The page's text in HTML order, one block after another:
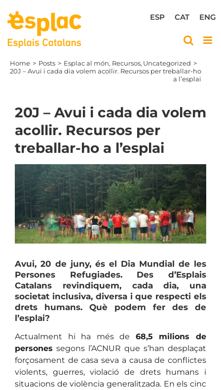
content
ENG
CAT
ESP
Home Posts Esplac al món Recursos Uncategorized
20J – Avui i cada dia volem acollir. Recursos per treballar-ho
a l’esplai
20J – Avui i cada dia volem
acollir. Recursos per
treballar-ho a l’esplai
View
Larger
Image
Avui, 20 de juny, és el Dia Mundial de les
Persones Refugiades. Des d’Esplais
Catalans revindiquem, cada dia, una
societat inclusiva, diversa i que respecti els
drets humans. Què podem fer des de
l’esplai?
Actualment hi ha més de 68,5 milions de
persones segons l’ACNUR que s’han desplaçat
forçosament de casa seva a causa de conflictes
violents, guerres, violació de drets humans i
situacions de violència generalitzada. En els cinc